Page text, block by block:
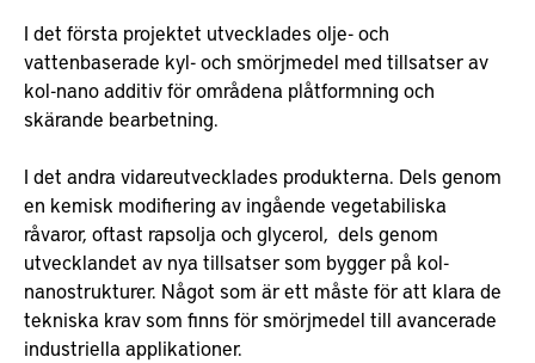
I det första projektet utvecklades olje- och
vattenbaserade kyl- och smörjmedel med tillsatser av
kol-nano additiv för områdena plåtformning och
skärande bearbetning.
I det andra vidareutvecklades produkterna. Dels genom
en kemisk modifiering av ingående vegetabiliska
råvaror, oftast rapsolja och glycerol, dels genom
utvecklandet av nya tillsatser som bygger på kol-
nanostrukturer. Något som är ett måste för att klara de
tekniska krav som finns för smörjmedel till avancerade
industriella applikationer.